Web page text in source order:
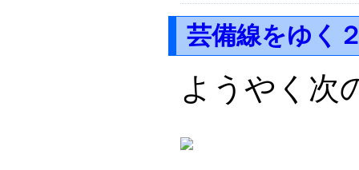
芸備線をゆく
ようやく次